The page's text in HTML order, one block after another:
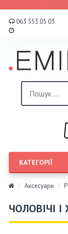
063 553 05 03
КАТЕГОРІЇ
Аксесуари
ЧОЛОВІЧІ І